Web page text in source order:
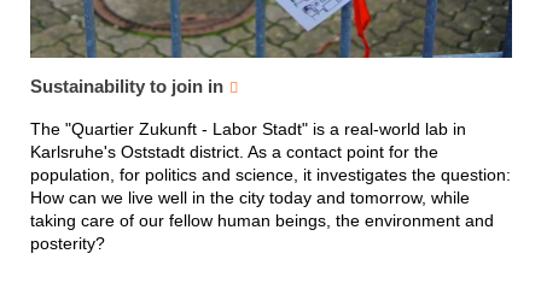
Sustainability to join in
The "Quartier Zukunft - Labor Stadt" is a real-world lab in
Karlsruhe's Oststadt district. As a contact point for the
population, for politics and science, it investigates the question:
How can we live well in the city today and tomorrow, while
taking care of our fellow human beings, the environment and
posterity?